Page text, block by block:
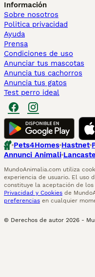
Información
Sobre nosotros
Politica privacidad
Ayuda
Prensa
Condiciones de uso
Anunciar tus mascotas
Anuncia tus cachorros
Anuncia tus gatos
Test perro ideal
Pets4Homes Hastnet
Annunci Animali
MundoAnimalia.com utiliza
experiencia de usuario. El uso
constituye la aceptación de los
Privacidad y Cookies de
preferencias en cualquier
© Derechos de autor 2026 -